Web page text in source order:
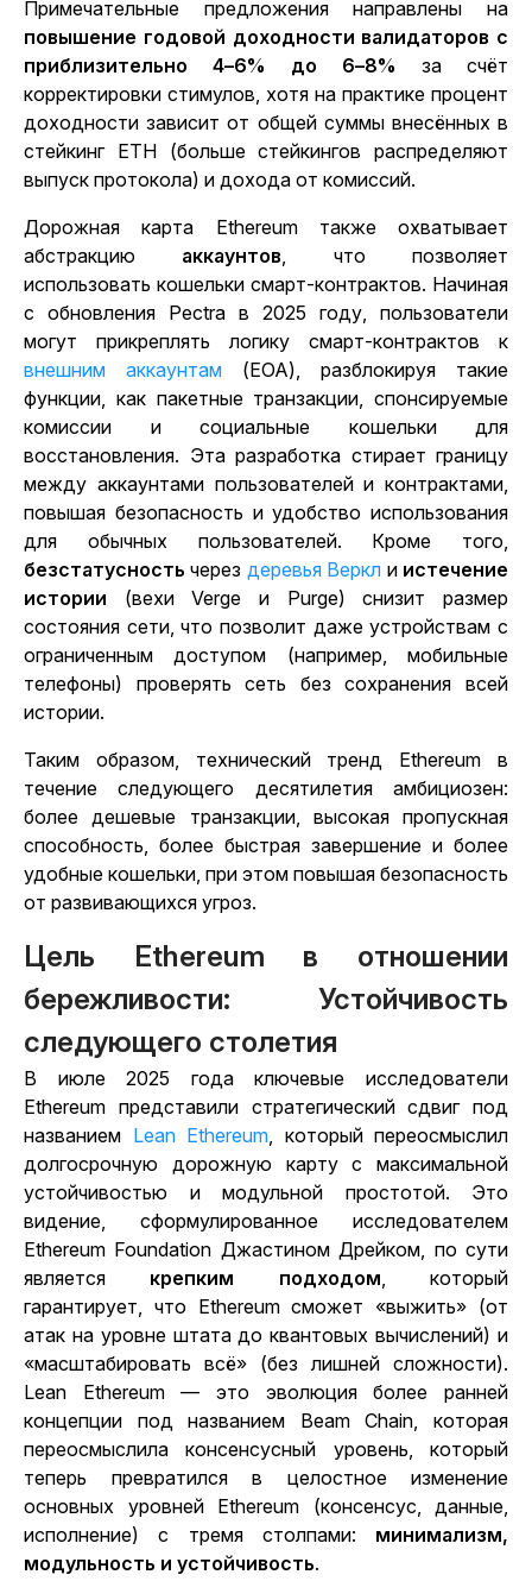
Примечательные предложения направлены на
повышение годовой доходности валидаторов с
приблизительно 4–6% до 6–8% за счёт
корректировки стимулов, хотя на практике процент
доходности зависит от общей суммы внесённых в
стейкинг ETH (больше стейкингов распределяют
выпуск протокола) и дохода от комиссий.
Дорожная карта Ethereum также охватывает
абстракцию аккаунтов, что позволяет
использовать кошельки смарт-контрактов. Начиная
с обновления Pectra в 2025 году, пользователи
могут прикреплять логику смарт-контрактов к
внешним аккаунтам (EOA), разблокируя такие
функции, как пакетные транзакции, спонсируемые
комиссии и социальные кошельки для
восстановления. Эта разработка стирает границу
между аккаунтами пользователей и контрактами,
повышая безопасность и удобство использования
для обычных пользователей. Кроме того,
безстатусность через деревья Веркл и истечение
истории (вехи Verge и Purge) снизит размер
состояния сети, что позволит даже устройствам с
ограниченным доступом (например, мобильные
телефоны) проверять сеть без сохранения всей
истории.
Таким образом, технический тренд Ethereum в
течение следующего десятилетия амбициозен:
более дешевые транзакции, высокая пропускная
способность, более быстрая завершение и более
удобные кошельки, при этом повышая безопасность
от развивающихся угроз.
Цель Ethereum в отношении
бережливости: Устойчивость
следующего столетия
В июле 2025 года ключевые исследователи
Ethereum представили стратегический сдвиг под
названием Lean Ethereum, который переосмыслил
долгосрочную дорожную карту с максимальной
устойчивостью и модульной простотой. Это
видение, сформулированное исследователем
Ethereum Foundation Джастином Дрейком, по сути
является крепким подходом, который
гарантирует, что Ethereum сможет «выжить» (от
атак на уровне штата до квантовых вычислений) и
«масштабировать всё» (без лишней сложности).
Lean Ethereum — это эволюция более ранней
концепции под названием Beam Chain, которая
переосмыслила консенсусный уровень, который
теперь превратился в целостное изменение
основных уровней Ethereum (консенсус, данные,
исполнение) с тремя столпами: минимализм,
модульность и устойчивость.